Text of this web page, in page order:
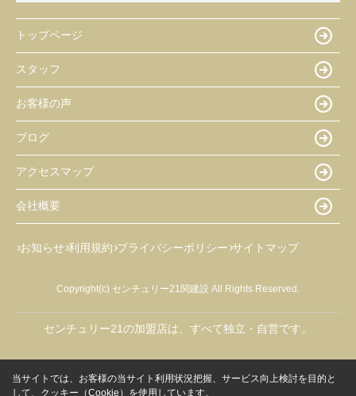
トップページ
スタッフ
お客様の声
ブログ
アクセスマップ
会社概要
お知らせ 利用規約 プライバシーポリシー サイトマップ
Copyright(c) センチュリー21関建設 All Rights Reserved.
センチュリー21の加盟店は、すべて独立・自営です。
当サイトでは、お客様の当サイト利用状況把握、サービス向上検討を目的と
して、クッキー（Cookie）を使用しています。